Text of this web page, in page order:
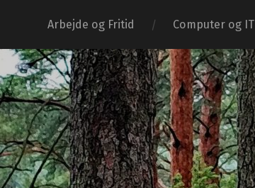
Arbejde og Fritid Computer og IT